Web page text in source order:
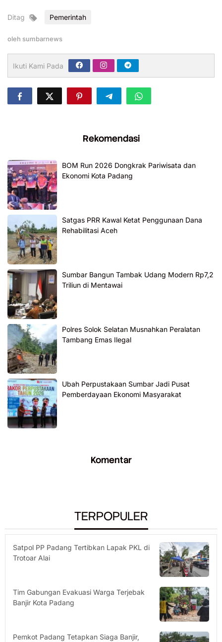
Ditag Pemerintah
oleh sumbarnews
Ikuti Kami Pada
Rekomendasi
BOM Run 2026 Dongkrak Pariwisata dan
Ekonomi Kota Padang
Satgas PRR Kawal Ketat Penggunaan Dana
Rehabilitasi Aceh
Sumbar Bangun Tambak Udang Modern Rp7,2
Triliun di Mentawai
Polres Solok Selatan Musnahkan Peralatan
Tambang Emas Ilegal
Ubah Perpustakaan Sumbar Jadi Pusat
Pemberdayaan Ekonomi Masyarakat
Komentar
TERPOPULER
Satpol PP Padang Tertibkan Lapak PKL di
Trotoar Alai
Tim Gabungan Evakuasi Warga Terjebak
Banjir Kota Padang
Pemkot Padang Tetapkan Siaga Banjir,